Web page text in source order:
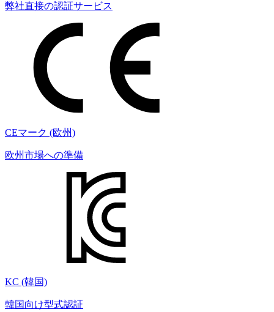
弊社直接の認証サービス
CEマーク (欧州)
欧州市場への準備
KC (韓国)
韓国向け型式認証